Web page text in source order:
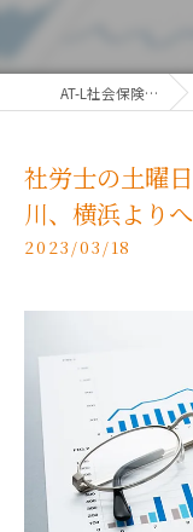
AT-L社会保険労務士法人
社労士の土曜
川、横浜より
2023/03/18